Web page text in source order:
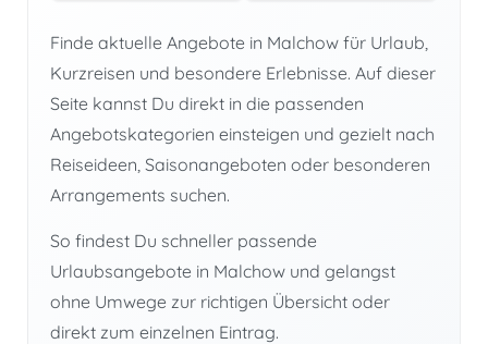
Finde aktuelle Angebote in Malchow für Urlaub,
Kurzreisen und besondere Erlebnisse. Auf dieser
Seite kannst Du direkt in die passenden
Angebotskategorien einsteigen und gezielt nach
Reiseideen, Saisonangeboten oder besonderen
Arrangements suchen.
So findest Du schneller passende
Urlaubsangebote in Malchow und gelangst
ohne Umwege zur richtigen Übersicht oder
direkt zum einzelnen Eintrag.